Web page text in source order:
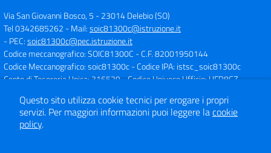
Via San Giovanni Bosco, 5 -23014 Delebio (SO)
Tel 0342685262 - Mail:soic81300c@istruzione.it
- PEC:soic81300c@pec.istruzione.it
Codice meccanografico: SOIC81300C - C.F. 82001950144
Codice Meccanografico: soic81300c- Codice IPA: istsc_soic81300c
Conto di Tesoreria Unica: 316529- Codice Univoco Ufficio: UFR8CZ
Concept & Design by
Designers Italia
Questo sito utilizza cookie tecnici per erogare i propri
servizi. Per maggiori informazioni puoi leggere lacookie
policy.